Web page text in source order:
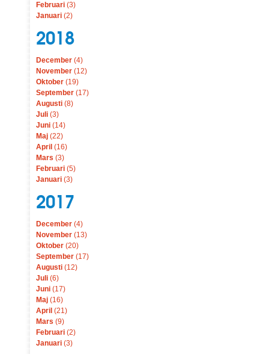
Februari (3)
Januari (2)
2018
December (4)
November (12)
Oktober (19)
September (17)
Augusti (8)
Juli (3)
Juni (14)
Maj (22)
April (16)
Mars (3)
Februari (5)
Januari (3)
2017
December (4)
November (13)
Oktober (20)
September (17)
Augusti (12)
Juli (6)
Juni (17)
Maj (16)
April (21)
Mars (9)
Februari (2)
Januari (3)